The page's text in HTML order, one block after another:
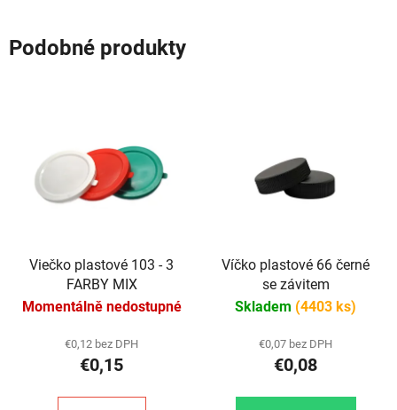
Podobné produkty
Viečko plastové 103 - 3
FARBY MIX
Momentálně nedostupné
€0,12 bez DPH
€0,15
Víčko plastové 66 černé
se závitem
Skladem (4403 ks)
€0,07 bez DPH
€0,08